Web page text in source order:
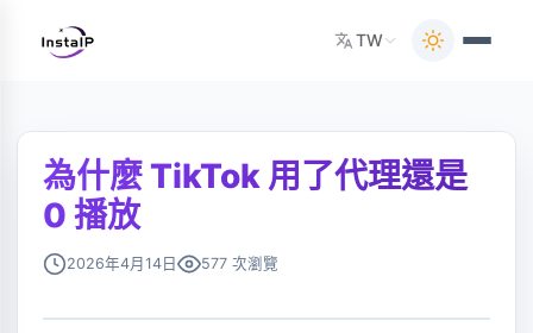
TW
為什麼 TikTok 用了代理還是
0 播放
2026年4月14日 577 次瀏覽